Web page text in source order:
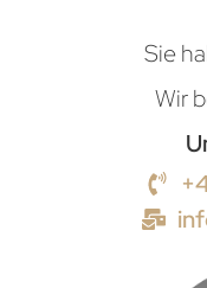
Sie
Wir